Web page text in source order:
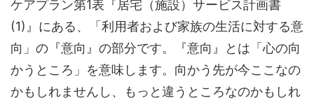
ケアプラン第1表『居宅（施設）サービス計画書
(1)』にある、「利用者および家族の生活に対する意
向」の『意向』の部分です。『意向』とは「心の向
かうところ」を意味します。向かう先が今ここなの
かもしれませんし、もっと違うところなのかもしれ